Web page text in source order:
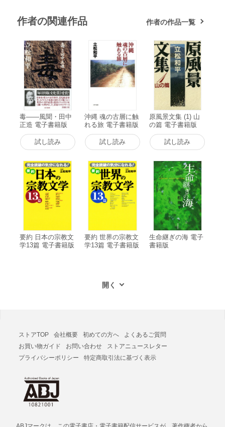
作者の関連作品 作者の作品一覧
毒――風聞・田中
正造 電子書籍版
試し読み
沖縄 魂の古層に触
れる旅 電子書籍版
試し読み
原風景文集 (1) 山
の篇 電子書籍版
試し読み
要約 日本の宗教文
学13篇 電子書籍版
要約 世界の宗教文
学13篇 電子書籍版
生命継ぎの海 電子
書籍版
ストアTOP 会社概要 初めての方へ
よくあるご質問
お買い物ガイド
お問い合わせ
ストアニュースレター
プライバシーポリシー
特定商取引法に基づく表示